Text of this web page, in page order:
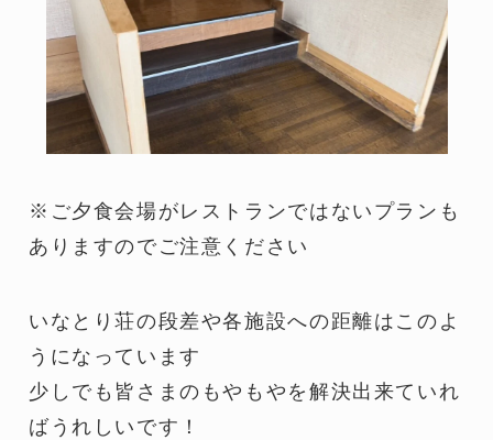
※ご夕食会場がレストランではないプランも
ありますのでご注意ください
いなとり荘の段差や各施設への距離はこのよ
うになっています
少しでも皆さまのもやもやを解決出来ていれ
ばうれしいです！